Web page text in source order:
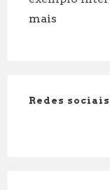
mais
Para
Redes sociais